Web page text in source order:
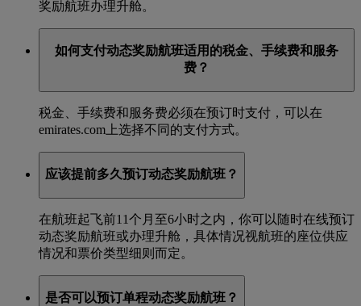
奖励航班办理升舱。
如何支付动态奖励航班适用的税金、手续费和服务
费？
税金、手续费和服务费必须在预订时支付，可以在
emirates.com上选择不同的支付方式。
应该提前多久预订动态奖励航班？
在航班起飞前11个月至6小时之内，你可以随时在线预订
动态奖励航班或办理升舱，具体情况视航班的座位供应
情况和票价类型细则而定。
是否可以预订单程动态奖励航班？